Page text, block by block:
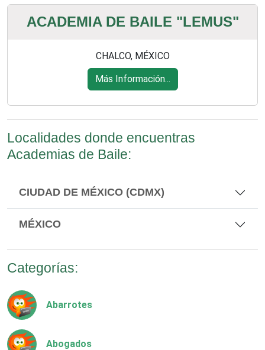
ACADEMIA DE BAILE "LEMUS"
CHALCO, MÉXICO
Más Información...
Localidades donde encuentras
Academias de Baile:
CIUDAD DE MÉXICO (CDMX)
MÉXICO
Categorías:
Abarrotes
Abogados